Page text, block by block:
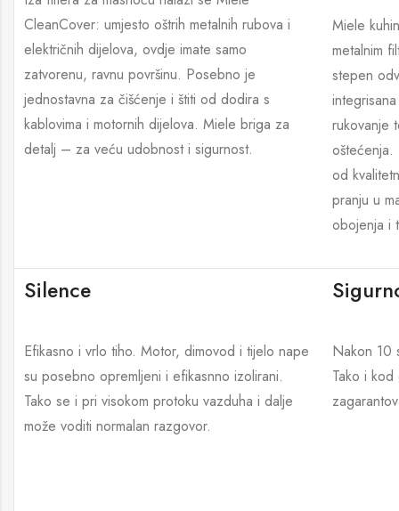
CleanCover: umjesto oštrih metalnih rubova i
električnih dijelova, ovdje imate samo
zatvorenu, ravnu površinu. Posebno je
jednostavna za čišćenje i štiti od dodira s
kablovima i motornih dijelova. Miele briga za
detalj – za veću udobnost i sigurnost.
Miele
metalnim
stepen
rukovanje
oštećenja.
od
pranju u
obojenja i
Silence
Efikasno i vrlo tiho. Motor, dimovod i tijelo nape
su posebno opremljeni i efikasnno izolirani.
Tako se i pri visokom protoku vazduha i dalje
može voditi normalan razgovor.
Nakon 10
Tako i kod